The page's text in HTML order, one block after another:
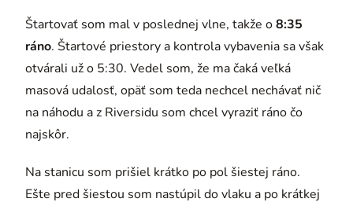
Štartovať som mal v poslednej vlne, takže o8:35
ráno. Štartové priestory a kontrola vybavenia sa však
otvárali už o 5:30. Vedel som, že ma čaká veľká
masová udalosť, opäť som teda nechcel nechávať nič
na náhodu a z Riversidu som chcel vyraziť ráno čo
najskôr.
Na stanicu som prišiel krátko po pol šiestej ráno.
Ešte pred šiestou som nastúpil do vlaku a po krátkej